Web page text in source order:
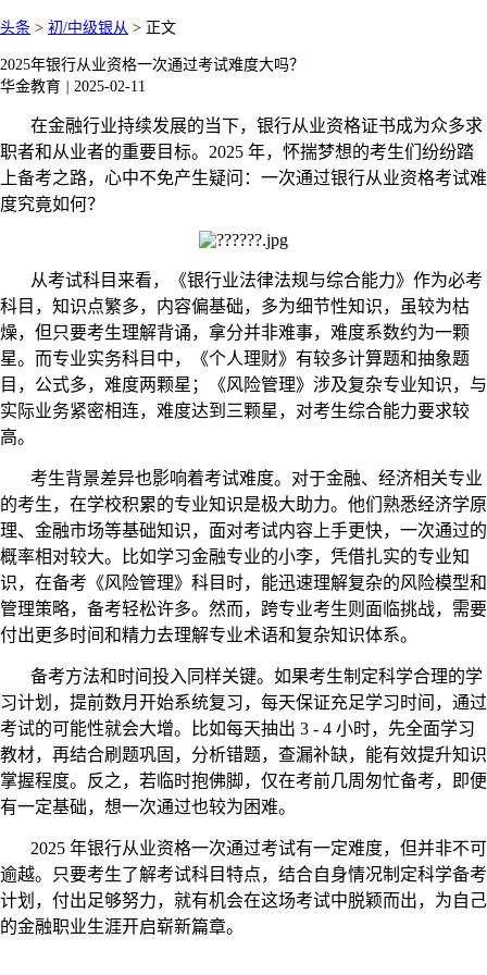
头条 > 初/中级银从 > 正文
2025年银行从业资格一次通过考试难度大吗？
华金教育
2025-02-11
在金融行业持续发展的当下，银行从业资格证书成为众多求
职者和从业者的重要目标。2025 年，怀揣梦想的考生们纷纷踏
上备考之路，心中不免产生疑问：一次通过银行从业资格考试难
度究竟如何？
从考试科目来看，《银行业法律法规与综合能力》作为必考
科目，知识点繁多，内容偏基础，多为细节性知识，虽较为枯
燥，但只要考生理解背诵，拿分并非难事，难度系数约为一颗
星。而专业实务科目中，《个人理财》有较多计算题和抽象题
目，公式多，难度两颗星；《风险管理》涉及复杂专业知识，与
实际业务紧密相连，难度达到三颗星，对考生综合能力要求较
高。
考生背景差异也影响着考试难度。对于金融、经济相关专业
的考生，在学校积累的专业知识是极大助力。他们熟悉经济学原
理、金融市场等基础知识，面对考试内容上手更快，一次通过的
概率相对较大。比如学习金融专业的小李，凭借扎实的专业知
识，在备考《风险管理》科目时，能迅速理解复杂的风险模型和
管理策略，备考轻松许多。然而，跨专业考生则面临挑战，需要
付出更多时间和精力去理解专业术语和复杂知识体系。
备考方法和时间投入同样关键。如果考生制定科学合理的学
习计划，提前数月开始系统复习，每天保证充足学习时间，通过
考试的可能性就会大增。比如每天抽出 3 - 4 小时，先全面学习
教材，再结合刷题巩固，分析错题，查漏补缺，能有效提升知识
掌握程度。反之，若临时抱佛脚，仅在考前几周匆忙备考，即便
有一定基础，想一次通过也较为困难。
2025 年银行从业资格一次通过考试有一定难度，但并非不可
逾越。只要考生了解考试科目特点，结合自身情况制定科学备考
计划，付出足够努力，就有机会在这场考试中脱颖而出，为自己
的金融职业生涯开启崭新篇章。